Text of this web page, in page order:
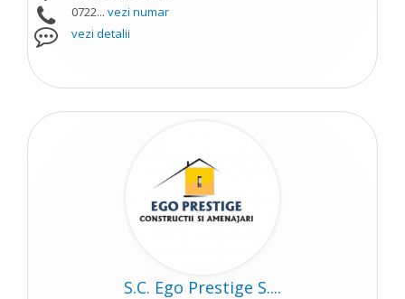
0722... vezi numar
vezi detalii
S.C. Ego Prestige S....